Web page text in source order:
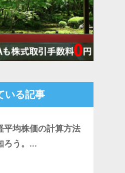
いる記事
平均株価の計算方法
ろう。...